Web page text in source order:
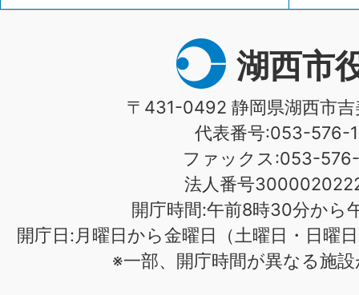
湖西市
〒431-0492 静岡県湖西市
代表番号:053-576-
ファックス:053-576-
法人番号
開庁時間:午前8時30分から
開庁日:月曜日から金曜日（土曜日・日曜
※一部、開庁時間が異なる施